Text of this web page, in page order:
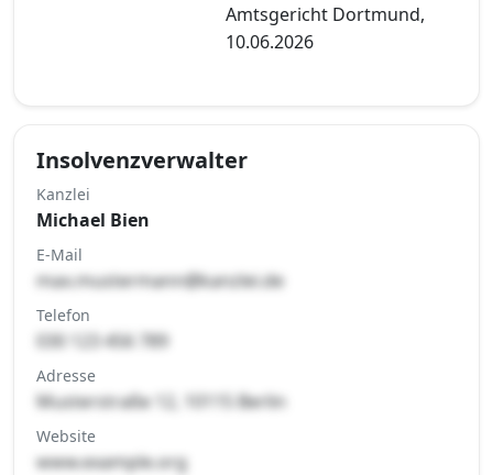
Amtsgericht Dortmund,
10.06.2026
Insolvenzverwalter
Kanzlei
Michael Bien
E-Mail
max.mustermann@kanzlei.de
Telefon
030 123 456 789
Adresse
Musterstraße 12, 10115 Berlin
Website
www.example.org